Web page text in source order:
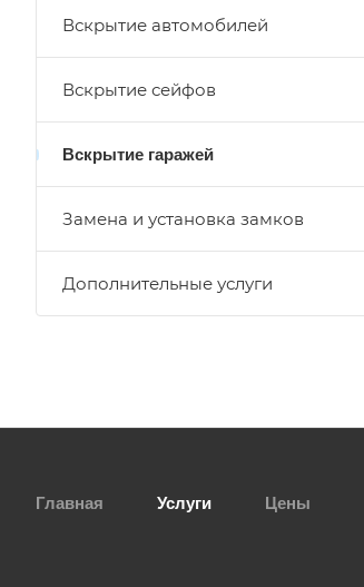
Вскрытие автомобилей
Вскрытие сейфов
Вскрытие гаражей
Замена и установка замков
Дополнительные услуги
Главная Услуги Цены